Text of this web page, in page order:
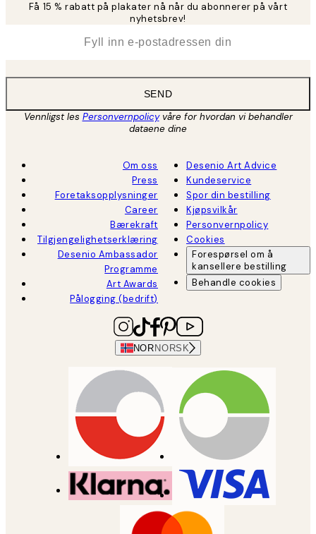
Få 15 % rabatt på plakater nå når du abonnerer på vårt
nyhetsbrev!
SEND
Vennligst les Personvernpolicyvåre for hvordan vi behandler
dataene dine
Om oss
Press
Foretaksopplysninger
Career
Bærekraft
Tilgjengelighetserklæring
Desenio Ambassador
Programme
Art Awards
Pålogging (bedrift)
Desenio Art Advice
Kundeservice
Spor din bestilling
Kjøpsvilkår
Personvernpolicy
Cookies
Forespørsel om å
kansellere bestilling
Behandle cookies
NOR NORSK